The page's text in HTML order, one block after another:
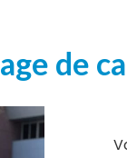
de